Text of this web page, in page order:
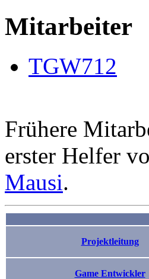
Mitarbeiter
TGW712
Frühere
erster Helfer
Mausi.
Projektleitung
Game Entwickler